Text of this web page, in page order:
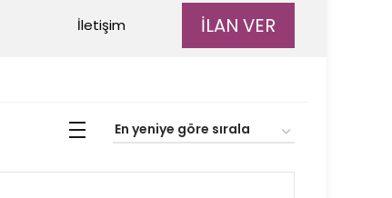
İletişim İLAN VER